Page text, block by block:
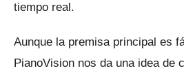
tiempo real.
Aunque la premisa principal es
PianoVision nos da una idea de